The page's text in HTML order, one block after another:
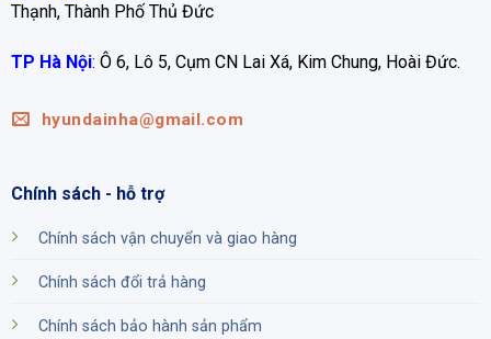
Thạnh, Thành Phố Thủ Đức
TP Hà Nội: Ô 6, Lô 5, Cụm CN Lai Xá, Kim Chung, Hoài Đức.
hyundainha@gmail.com
Chính sách - hỗ trợ
Chính sách vận chuyển và giao hàng
Chính sách đổi trả hàng
Chính sách bảo hành sản phẩm